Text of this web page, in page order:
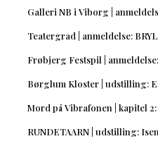
Galleri NB i Viborg |
Teatergrad | anmeldelse:
Frøbjerg Festspil |
Børglum Kloster | udstilling:
Mord på Vibrafonen | kapitel
RUNDETAARN | udstilling: